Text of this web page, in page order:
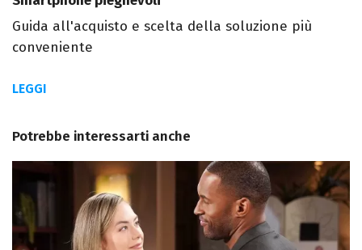
Guida all'acquisto e scelta della soluzione più
conveniente
LEGGI
Potrebbe interessarti anche